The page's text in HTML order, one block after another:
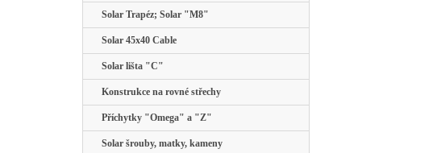
Solar Trapéz; Solar "M8"
Solar 45x40 Cable
Solar lišta "C"
Konstrukce na rovné střechy
Příchytky "Omega" a "Z"
Solar šrouby, matky, kameny